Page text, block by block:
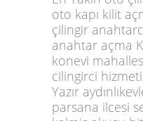
oto kapı kilit
çilingir
anahtar açma
konevi
cilingirci
Yazır
parsana ilcesi